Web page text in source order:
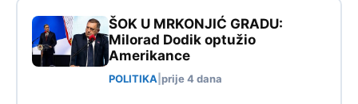
ŠOK U MRKONJIĆ GRADU:
Milorad Dodik optužio
Amerikance
POLITIKA prije 4 dana